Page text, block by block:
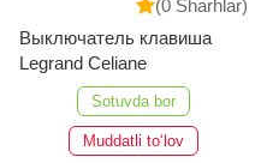
(0 Sharhlar)
Выключатель клавиша
Legrand Celiane
Sotuvda bor
Muddatli to‘lov